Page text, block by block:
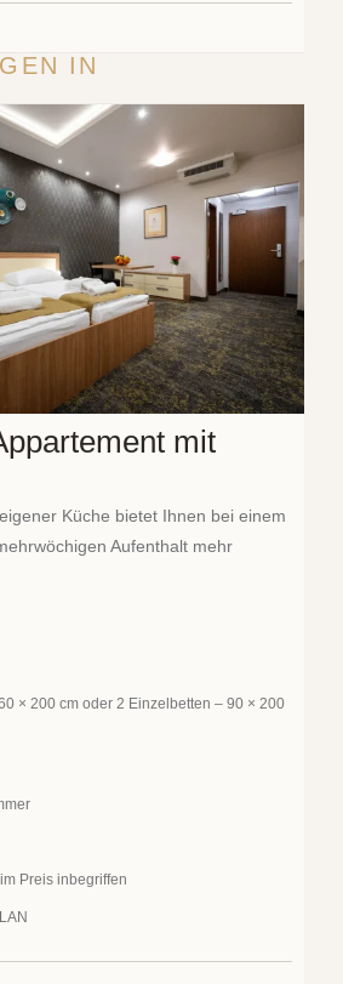
IN
mit
Küche bietet Ihnen bei einem
Aufenthalt mehr
× 200 cm oder 2 Einzelbetten – 90 × 200
Preis inbegriffen